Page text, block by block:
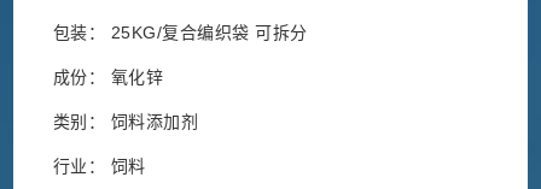
包装： 25KG/复合编织袋 可拆分
成份： 氧化锌
类别： 饲料添加剂
行业： 饲料